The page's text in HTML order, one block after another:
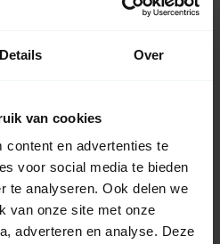
Details Over
van cookies
content en advertenties te
voor social media te bieden
te analyseren. Ook delen we
van onze site met onze
adverteren en analyse. Deze
103,95